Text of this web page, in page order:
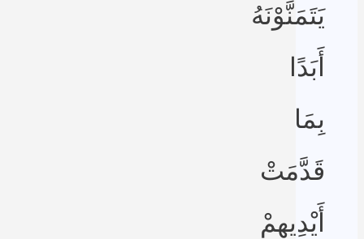
يَتَمَنَّوْنَهُ
أَبَدًا
بِمَا
قَدَّمَتْ
أَيْدِيهِمْ